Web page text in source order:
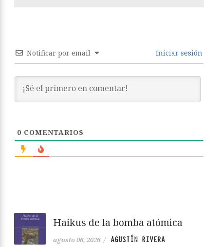
Notificar por email Iniciar sesión
0 COMENTARIOS
Haikus de la bomba atómica
agosto 06, 2026 / AGUSTÍN RIVERA